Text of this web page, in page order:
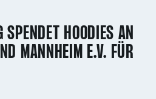
SPENDET HOODIES AN
MANNHEIM E.V. FÜR